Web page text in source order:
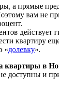
а прямые
вам не
действует
квартиру еще
«долевку».
квартиры в
доступны и